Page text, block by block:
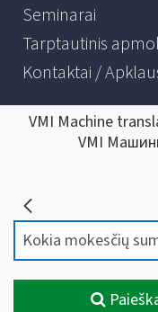
Seminarai
Tarptautinis
Kontaktai /
VMI Machine
VMI